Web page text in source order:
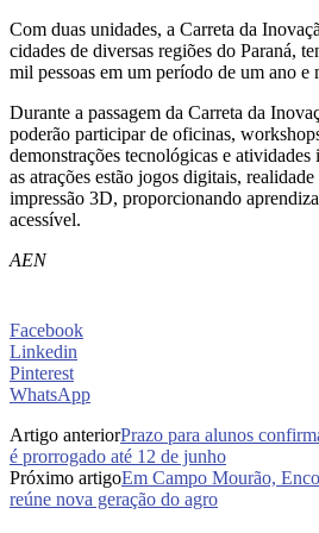
Com duas unidades, a Carreta da
cidades de diversas regiões do Paraná,
mil pessoas em um período de um ano e
Durante a passagem da Carreta da
poderão participar de oficinas,
demonstrações tecnológicas e
as atrações estão jogos digitais,
impressão 3D, proporcionando
acessível.
AEN
Facebook
Linkedin
Pinterest
WhatsApp
Artigo anteriorPrazo para alunos
é prorrogado até 12 de junho
Próximo artigoEm Campo Mourão,
reúne nova geração do agro